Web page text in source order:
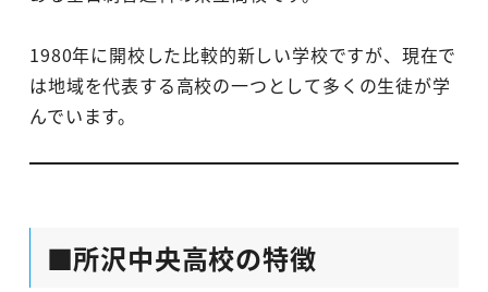
1980年に開校した比較的新しい学校ですが、現在で
は地域を代表する高校の一つとして多くの生徒が学
んでいます。
■所沢中央高校の特徴